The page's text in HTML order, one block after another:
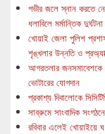
গভীর জলে স্নান করতে
ধলাবিলে মর্মান্তিক দুর্ঘটনা
খোয়াই জেলা পুলিশ
শৃঙ্খলার উন্নতি ও
আগরতলার জনসমাবেশকে
ভোটারের যোগদান
প্রকাশ্য দিবালোকে
সাব্রুমে সাংবাদিক
রবিবার এলেই খোয়াইয়ে